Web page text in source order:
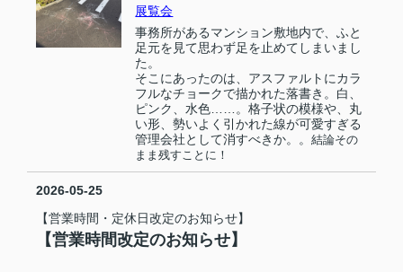
展覧会
事務所があるマンション敷地内で、ふと
足元を見て思わず足を止めてしまいまし
た。
そこにあったのは、アスファルトにカラ
フルなチョークで描かれた落書き。白、
ピンク、水色……。格子状の模様や、丸
い形、勢いよく引かれた線が可愛すぎる
管理会社として消すべきか。。結論その
まま残すことに！
2026-05-25
【営業時間・定休日改定のお知らせ】
【営業時間改定のお知らせ】